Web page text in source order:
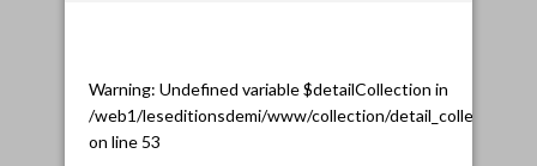
Warning: Undefined variable $detailCollection in
/web1/leseditionsdemi/www/collection/
on line 53